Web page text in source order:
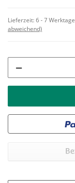
Lieferzeit:6 - 7 Werktage
abweichend)